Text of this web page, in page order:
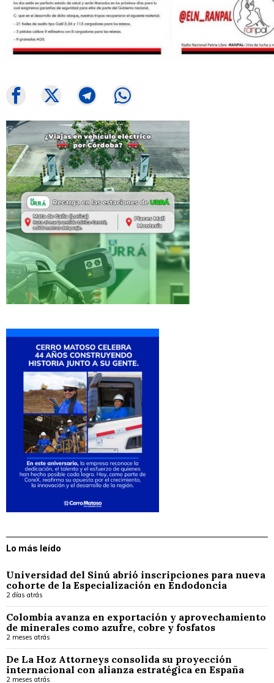
Lo más leído
Universidad del Sinú abrió inscripciones para nueva
cohorte de la Especialización en Endodoncia
2 días atrás
Colombia avanza en exportación y aprovechamiento
de minerales como azufre, cobre y fosfatos
2 meses atrás
De La Hoz Attorneys consolida su proyección
internacional con alianza estratégica en España
2 meses atrás